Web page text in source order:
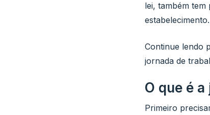
lei, também
estabelecimento.
Continue lendo
jornada de
O que é
Primeiro